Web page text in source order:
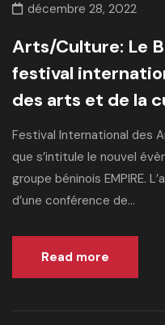
décembre 28, 2022
Arts/Culture: Le
festival
des arts et de la
Festival International des
que s’intitule le nouvel
groupe béninois EMPIRE.
d’une conférence de...
Read more